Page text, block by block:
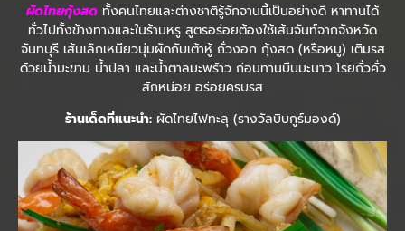
ผัดไทยกุ้งสด ทั้งคนไทยและต่างชาติรู้จักจานนี้เป็นอย่างดี หาทานได้
ทั่วไปทั้งข้างทางและในร้านหรู สูตรอร่อยต้องใช้เส้นจันท์จากจังหวัด
จันทบุรี เส้นเล็กเหนียวนุ่มผัดกับเต้าหู้ ถั่วงอก กุ้งสด (หรือหมู) เติมรส
ด้วยน้ำมะขาม น้ำปลา และน้ำตาลมะพร้าว ก่อนทานบีบมะนาว โรยถั่วคั่ว
สักหน่อย อร่อยครบรส
ร้านเด็ดที่แนะนำ: ผัดไทยไฟทะลุ (รางวัลบิบกูร์มองด์)